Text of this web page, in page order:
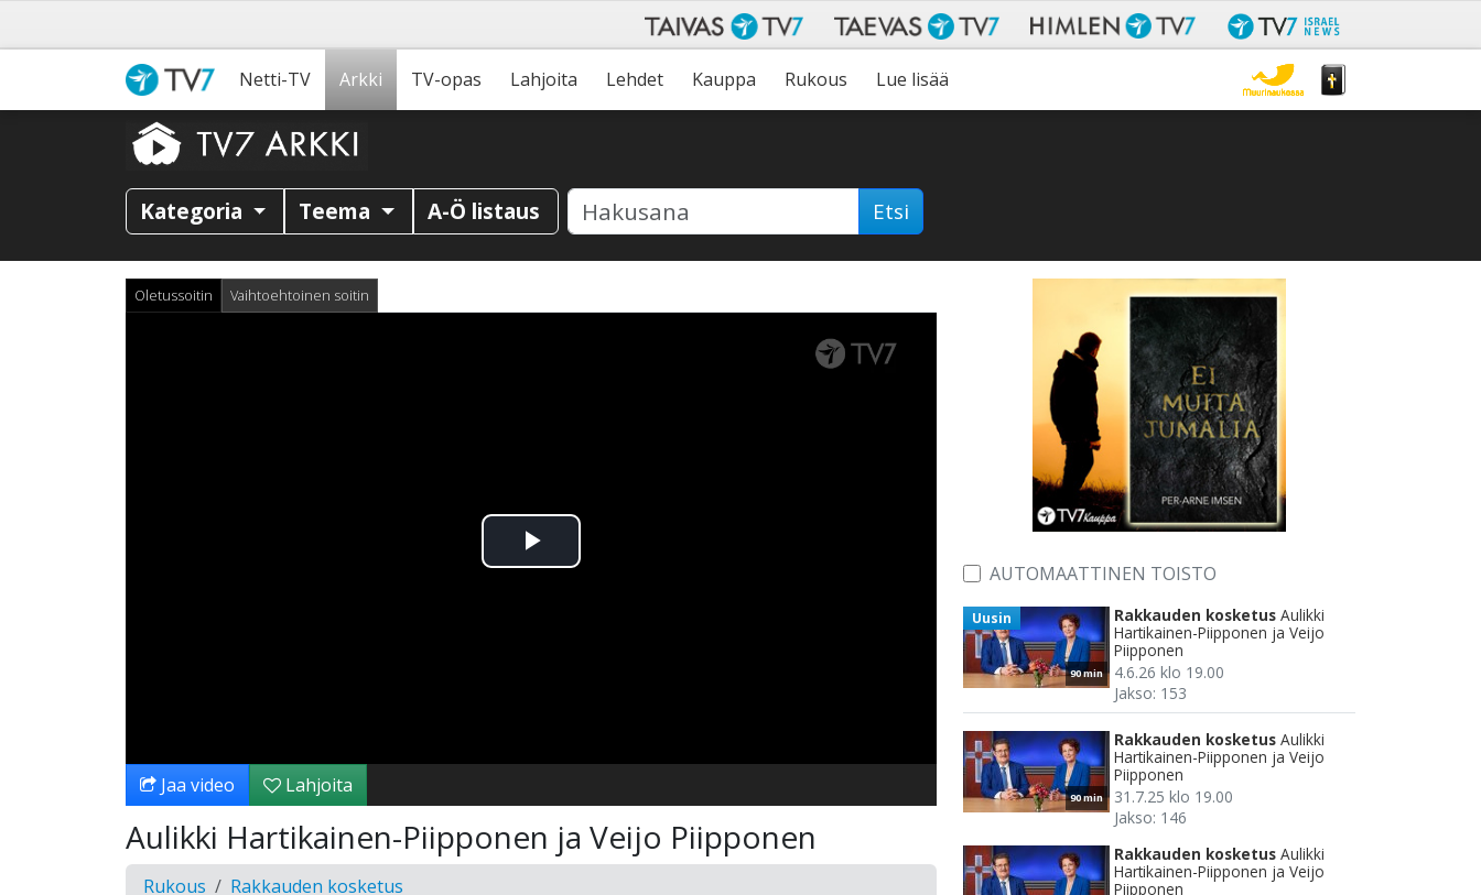
Netti-TV Arkki TV-opas Lahjoita Lehdet Kauppa Rukous Lue lisää
Kategoria Teema A-Ö listaus Etsi
Oletussoitin Vaihtoehtoinen soitin
Toista
Jaa video Lahjoita
Aulikki Hartikainen-Piipponen ja Veijo Piipponen
Rukous Rakkauden kosketus
AUTOMAATTINEN TOISTO
90 min
Uusin Rakkauden kosketus Aulikki
Hartikainen-Piipponen ja Veijo
Piipponen
4.6.26 klo 19.00
Jakso: 153
90 min
Rakkauden kosketus Aulikki
Hartikainen-Piipponen ja Veijo
Piipponen
31.7.25 klo 19.00
Jakso: 146
Rakkauden kosketus Aulikki
Hartikainen-Piipponen ja Veijo
Piipponen